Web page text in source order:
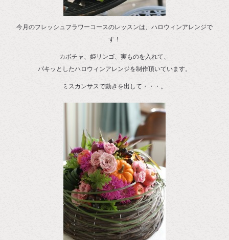
今月のフレッシュフラワーコースのレッスンは、ハロウィンアレンジで
す！
カボチャ、姫リンゴ、実ものを入れて、
パキッとしたハロウィンアレンジを制作頂いています。
ミスカンサスで動きを出して・・・。